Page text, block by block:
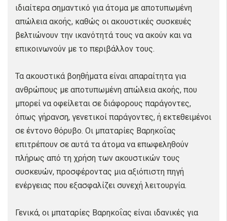
ιδιαίτερα σημαντικό για άτομα με αποτυπωμένη
απώλεια ακοής, καθώς οι ακουστικές συσκευές
βελτιώνουν την ικανότητά τους να ακούν και να
επικοινωνούν με το περιβάλλον τους.
Τα ακουστικά βοηθήματα είναι απαραίτητα για
ανθρώπους με αποτυπωμένη απώλεια ακοής, που
μπορεί να οφείλεται σε διάφορους παράγοντες,
όπως γήρανση, γενετικοί παράγοντες, ή εκτεθειμένοι
σε έντονο θόρυβο. Οι μπαταρίες Βαρηκοΐας
επιτρέπουν σε αυτά τα άτομα να επωφεληθούν
πλήρως από τη χρήση των ακουστικών τους
συσκευών, προσφέροντας μια αξιόπιστη πηγή
ενέργειας που εξασφαλίζει συνεχή λειτουργία.
Γενικά, οι μπαταρίες Βαρηκοΐας είναι ιδανικές για